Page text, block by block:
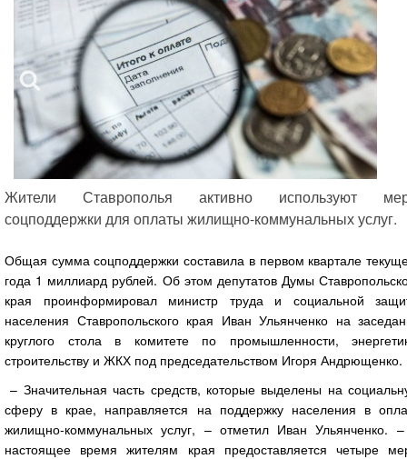
Жители Ставрополья активно используют
соцподдержки для оплаты жилищно-коммунальных услуг.
Общая сумма соцподдержки составила в первом квартале
года 1 миллиард рублей. Об этом депутатов Думы
края проинформировал министр труда и социальной
населения Ставропольского края Иван Ульянченко на
круглого стола в комитете по промышленности,
строительству и ЖКХ под председательством Игоря Андрющенко.
– Значительная часть средств, которые выделены на
сферу в крае, направляется на поддержку населения в
жилищно-коммунальных услуг, – отметил Иван Ульянченко.
настоящее время жителям края предоставляется четыре